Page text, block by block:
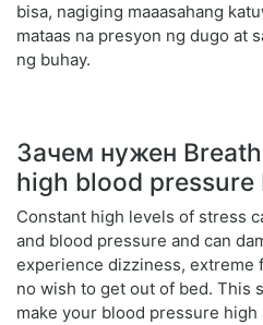
bisa, nagiging maaasahang
mataas na presyon ng dugo at
ng buhay.
Зачем нужен
high blood
Constant high levels of stress
and blood pressure and can
experience dizziness, extreme
no wish to get out of bed. This
make your blood pressure high